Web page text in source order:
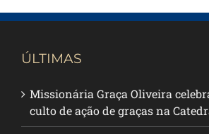
ÚLTIMAS
Missionária Graça Oliveira
culto de ação de graças na